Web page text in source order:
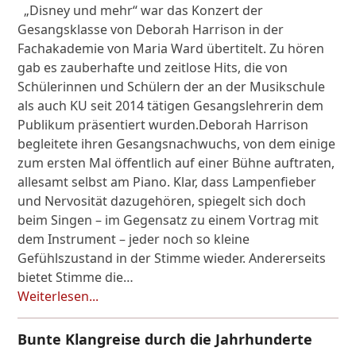
„Disney und mehr“ war das Konzert der
Gesangsklasse von Deborah Harrison in der
Fachakademie von Maria Ward übertitelt. Zu hören
gab es zauberhafte und zeitlose Hits, die von
Schülerinnen und Schülern der an der Musikschule
als auch KU seit 2014 tätigen Gesangslehrerin dem
Publikum präsentiert wurden.Deborah Harrison
begleitete ihren Gesangsnachwuchs, von dem einige
zum ersten Mal öffentlich auf einer Bühne auftraten,
allesamt selbst am Piano. Klar, dass Lampenfieber
und Nervosität dazugehören, spiegelt sich doch
beim Singen – im Gegensatz zu einem Vortrag mit
dem Instrument – jeder noch so kleine
Gefühlszustand in der Stimme wieder. Andererseits
bietet Stimme die…
Weiterlesen...
Bunte Klangreise durch die Jahrhunderte